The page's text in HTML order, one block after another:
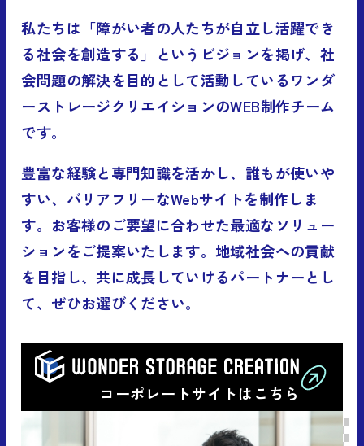
私たちは「障がい者の人たちが自立し活躍でき
る社会を創造する」というビジョンを掲げ、社
会問題の解決を目的として活動しているワンダ
ーストレージクリエイションのWEB制作チーム
です。
豊富な経験と専門知識を活かし、誰もが使いや
すい、バリアフリーなWebサイトを制作しま
す。お客様のご要望に合わせた最適なソリュー
ションをご提案いたします。地域社会への貢献
を目指し、共に成長していけるパートナーとし
て、ぜひお選びください。
コーポレートサイトはこちら